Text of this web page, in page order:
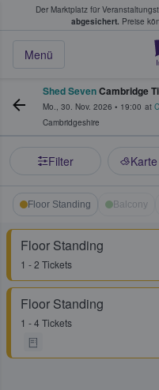
Der Marktplatz für
abgesichert. Preise
Menü
Tickets kaufen
Shed SevenCambridge
Mo., 30. Nov. 2026 • 19:00 at
Cambridgeshire
Filter
Floor Standing Balcony
Floor Standing
1 - 2 Tickets
Floor Standing
1 - 4 Tickets